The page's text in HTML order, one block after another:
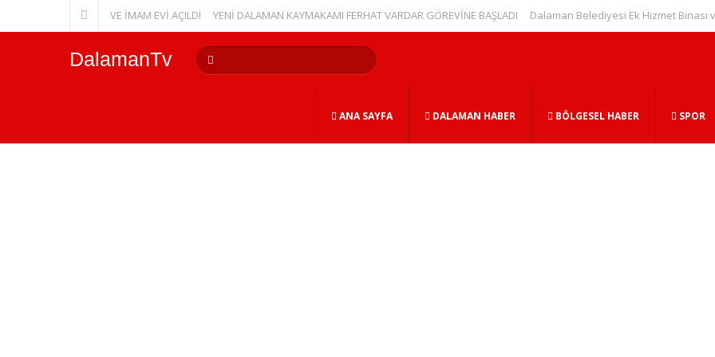
KUR’AN KURSU VE İMAM EVİ AÇILDI YENİ DALAMAN KAYMAKAMI FERHAT VARDAR GÖREVİNE BAŞLADI Dalaman Belediyesi Ek Hizmet Binası ve Bitki
DalamanTv
ANA SAYFA DALAMAN HABER BÖLGESEL HABER SPOR